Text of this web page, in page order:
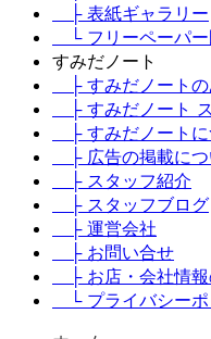
├ 表紙ギャラリー
└ フリーペーパー
すみだノート
├ すみだノートの
├ すみだノート
├ すみだノートに
├ 広告の掲載につ
├ スタッフ紹介
├ スタッフブログ
├ 運営会社
├ お問い合せ
├ お店・会社情報
└ プライバシーポ